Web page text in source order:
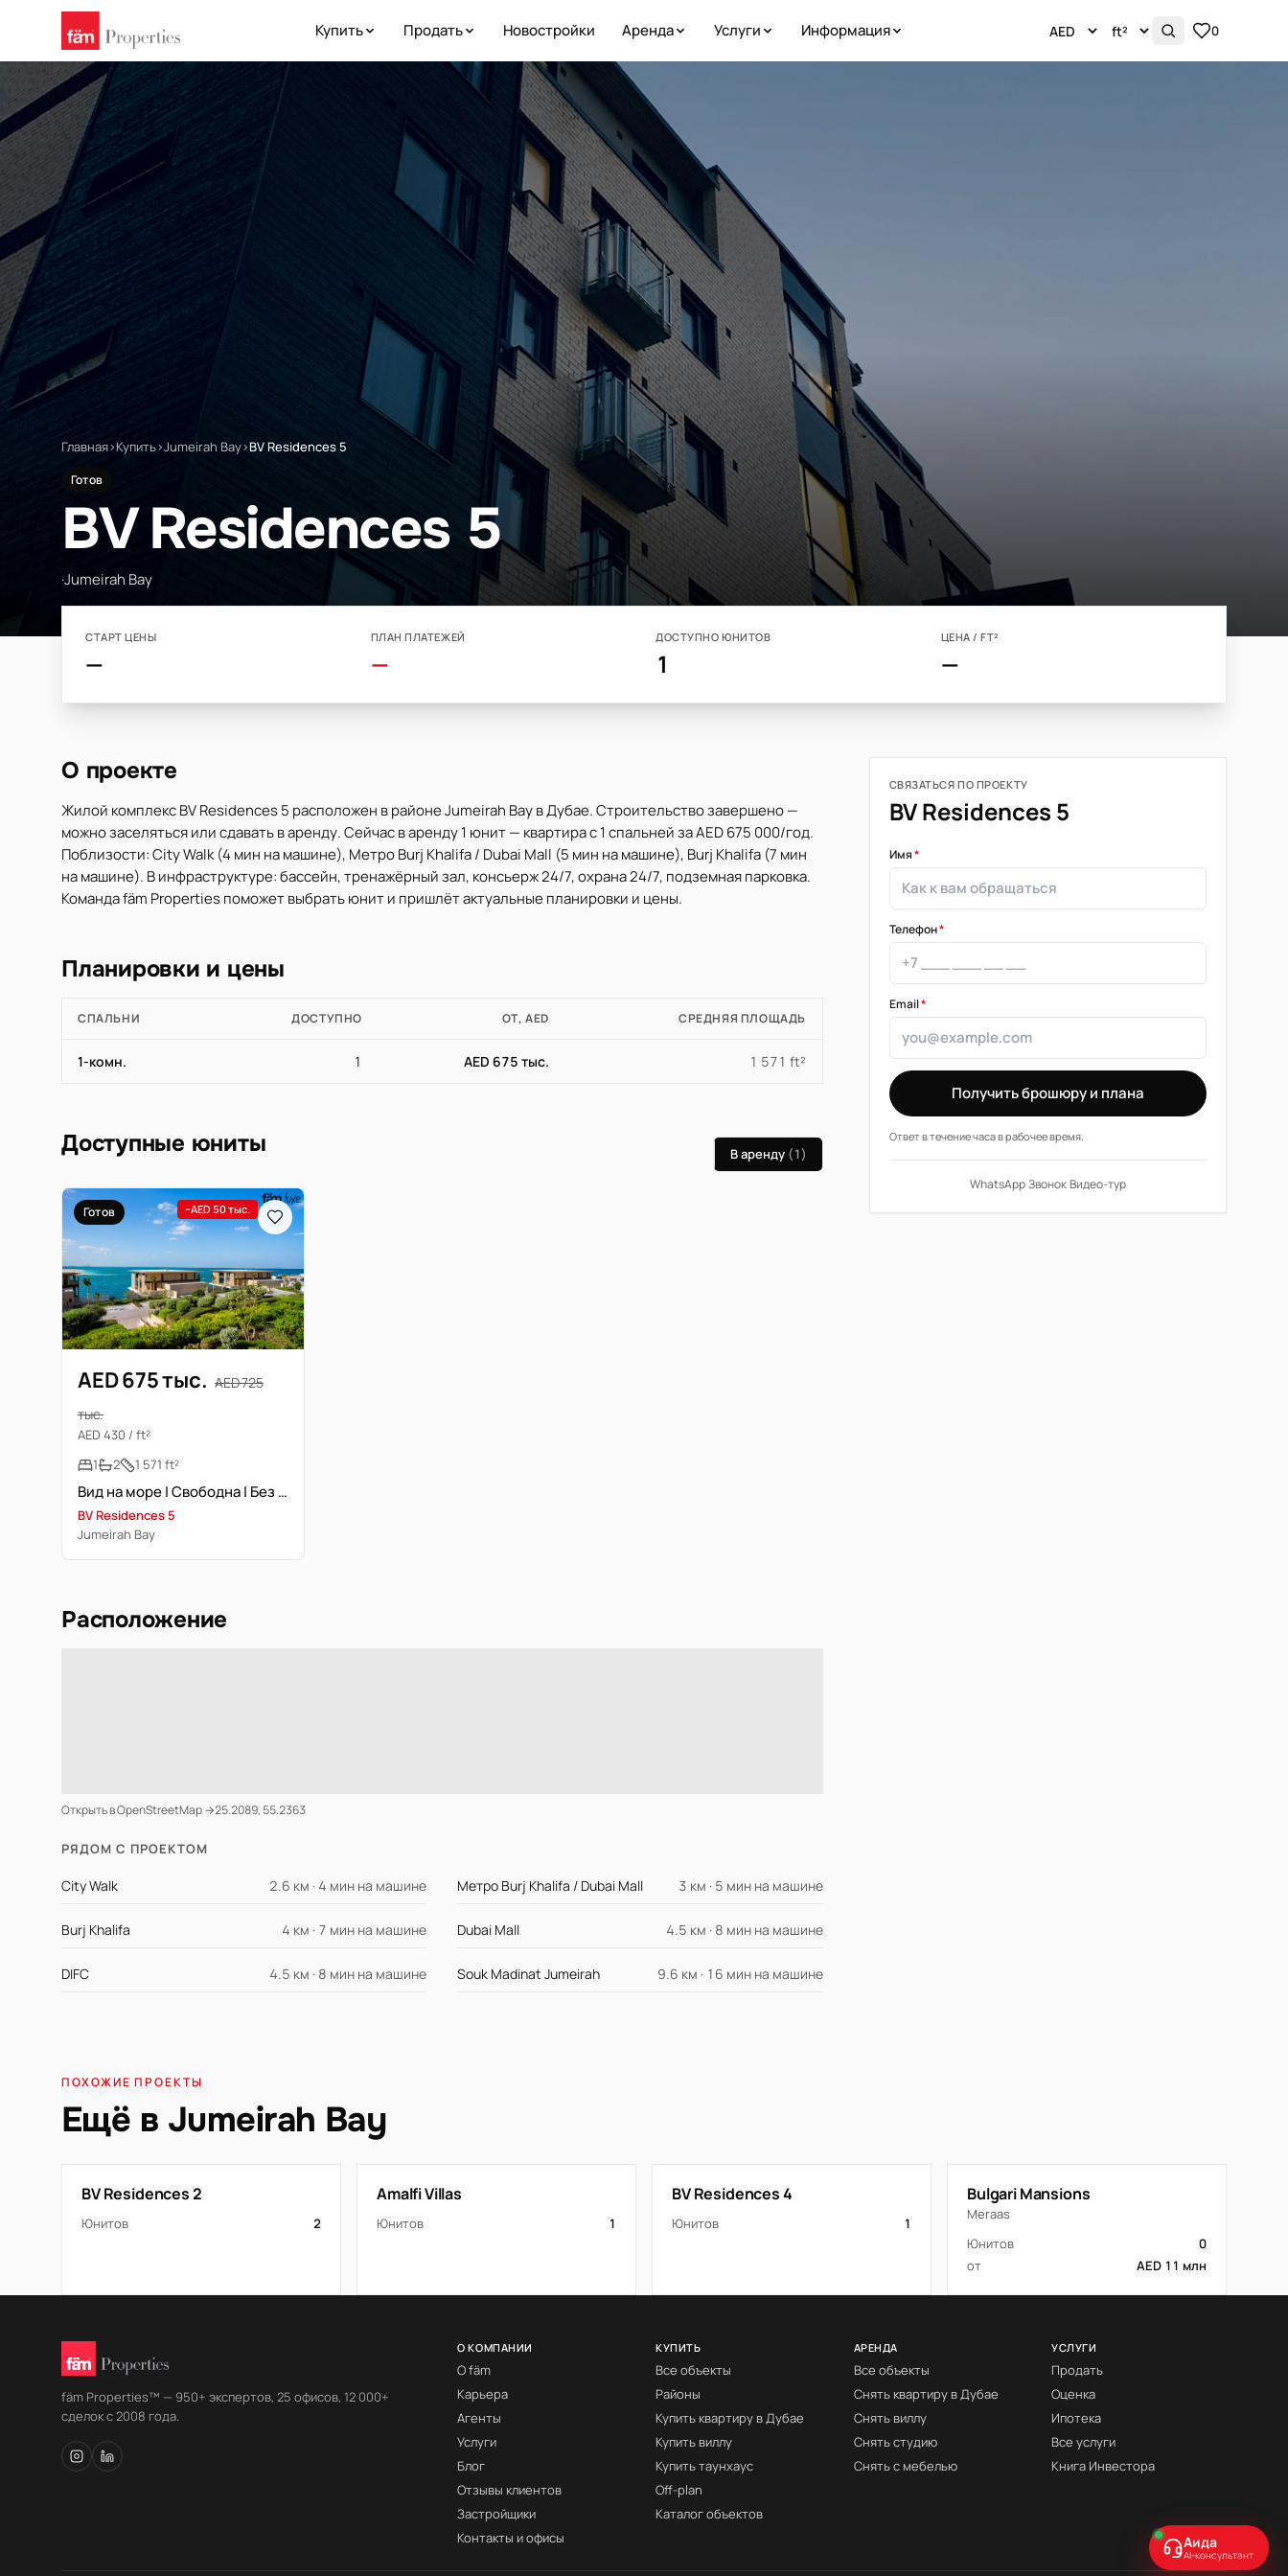
Купить Продать Новостройки Аренда Услуги Информация 0
Главная›Купить›Jumeirah Bay›BV Residences 5
Готов
BV Residences 5
·Jumeirah Bay
СТАРТ ЦЕНЫ
—
ПЛАН ПЛАТЕЖЕЙ
—
ДОСТУПНО ЮНИТОВ
1
ЦЕНА / FT²
—
О проекте
Жилой комплекс BV Residences 5 расположен в районе Jumeirah Bay в Дубае. Строительство завершено —
можно заселяться или сдавать в аренду. Сейчас в аренду 1 юнит — квартира с 1 спальней за AED 675 000/год.
Поблизости: City Walk (4 мин на машине), Метро Burj Khalifa / Dubai Mall (5 мин на машине), Burj Khalifa (7 мин
на машине). В инфраструктуре: бассейн, тренажёрный зал, консьерж 24/7, охрана 24/7, подземная парковка.
Команда fäm Properties поможет выбрать юнит и пришлёт актуальные планировки и цены.
Планировки и цены
СПАЛЬНИ ДОСТУПНО ОТ, AED СРЕДНЯЯ ПЛОЩАДЬ
1-комн. 1 AED 675 тыс. 1 571 ft²
Доступные юниты В аренду (1)
Готов −AED 50 тыс.
AED 675 тыс. AED 725
тыс.
AED 430 / ft²
1
2 1 571 ft²
Вид на море | Свободна | Без мебели | Люксовая квартира
BV Residences 5
Jumeirah Bay
Расположение
Открыть в OpenStreetMap →25.2089, 55.2363
РЯДОМ С ПРОЕКТОМ
City Walk 2.6 км · 4 мин на машине Метро Burj Khalifa / Dubai Mall 3 км · 5 мин на машине
Burj Khalifa 4 км · 7 мин на машине Dubai Mall 4.5 км · 8 мин на машине
DIFC 4.5 км · 8 мин на машине Souk Madinat Jumeirah 9.6 км · 16 мин на машине
СВЯЗАТЬСЯ ПО ПРОЕКТУ
BV Residences 5
Имя*
Телефон*
Email*
Получить брошюру и плана
Ответ в течение часа в рабочее время.
WhatsApp·Звонок·Видео-тур
ПОХОЖИЕ ПРОЕКТЫ
Ещё в Jumeirah Bay
BV Residences 2
Юнитов 2
Amalfi Villas
Юнитов 1
BV Residences 4
Юнитов 1
Bulgari Mansions
Meraas
Юнитов
0
от
AED 11 млн
Аида
AI-консультант
fäm Properties™ — 950+ экспертов, 25 офисов, 12 000+
сделок с 2008 года.
О КОМПАНИИ
О fäm
Карьера
Агенты
Услуги
Блог
Отзывы клиентов
Застройщики
Контакты и офисы
КУПИТЬ
Все объекты
Районы
Купить квартиру в Дубае
Купить виллу
Купить таунхаус
Off-plan
Каталог объектов
АРЕНДА
Все объекты
Снять квартиру в Дубае
Снять виллу
Снять студию
Снять с мебелью
УСЛУГИ
Продать
Оценка
Ипотека
Все услуги
Книга Инвестора